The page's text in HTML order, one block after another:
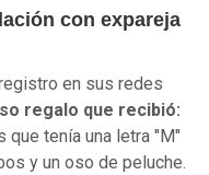
con expareja
en sus redes
regalo que recibió:
que tenía una letra "M"
y un oso de peluche.